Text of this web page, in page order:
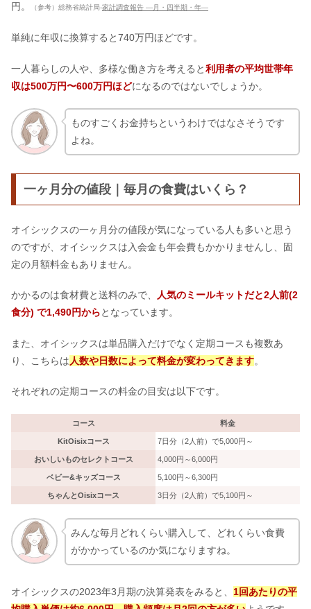
円。
（参考）総務省統計局-家計調査報告 ―月・四半期・年―
単純に年収に換算すると740万円ほどです。
一人暮らしの人や、多様な働き方を考えると利用者の平均世帯年
収は500万円〜600万円ほどになるのではないでしょうか。
ものすごくお金持ちというわけではなさそうです
よね。
一ヶ月分の値段｜毎月の食費はいくら？
オイシックスの一ヶ月分の値段が気になっている人も多いと思う
のですが、オイシックスは入会金も年会費もかかりませんし、固
定の月額料金もありません。
かかるのは食材費と送料のみで、
人気のミールキットだと2人前(2
食分) で1,490円からとなっています。
また、オイシックスは単品購入だけでなく定期コースも複数あ
り、こちらは 人数や日数によって料金が変わってきます。
それぞれの定期コースの料金の目安は以下です。
コース 料金
KitOisixコース 7日分（2人前）で5,000円～
おいしいものセレクトコース 4,000円～6,000円
ベビー&キッズコース 5,100円～6,300円
ちゃんとOisixコース 3日分（2人前）で5,100円～
みんな毎月どれくらい購入して、どれくらい食費
がかかっているのか気になりますね。
オイシックスの2023年3月期の決算発表をみると、 1回あたりの平